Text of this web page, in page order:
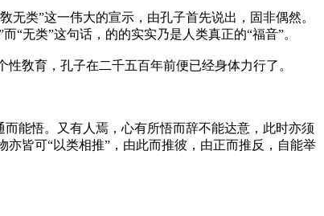
无类”这一伟大的宣示，由孔子首先说出，固非偶然。
“无类”这句话，的的实实乃是人类真正的“福音”。
敎育，孔子在二千五百年前便已经身体力行了。
能悟。又有人焉，心有所悟而辞不能达意，此时亦须
皆可“以类相推”，由此而推彼，由正而推反，自能举